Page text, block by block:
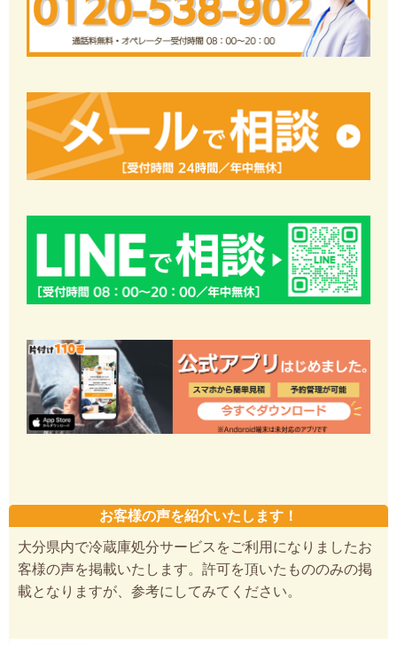
お客様の声を紹介いたします！
大分県内で冷蔵庫処分サービスをご利用になりましたお
客様の声を掲載いたします。許可を頂いたもののみの掲
載となりますが、参考にしてみてください。